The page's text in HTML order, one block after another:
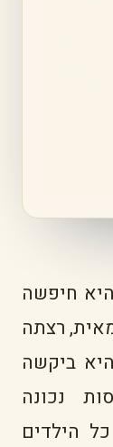
חיפשה
רצתה
ביקשה
נכונה
הילדים